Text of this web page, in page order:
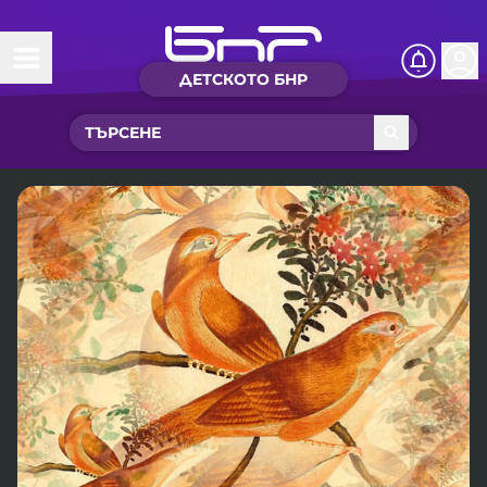
ДЕТСКОТО БНР
Начало
Какво ново?
Рубрики с вълшебства
Детско радио
Чуйте
Новините на детски език
Приказки
Песнички
Искри
Интересен архив
Нашите гости